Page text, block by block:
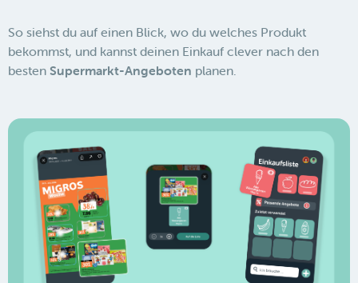
So siehst du auf einen Blick, wo du welches Produkt
bekommst, und kannst deinen Einkauf clever nach den
besten Supermarkt-Angeboten planen.